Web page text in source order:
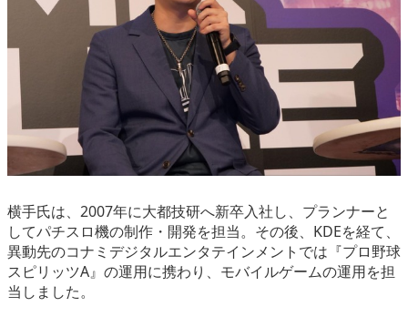
横手氏は、2007年に大都技研へ新卒入社し、プランナーと
してパチスロ機の制作・開発を担当。その後、KDEを経て、
異動先のコナミデジタルエンタテインメントでは『プロ野球
スピリッツA』の運用に携わり、モバイルゲームの運用を担
当しました。